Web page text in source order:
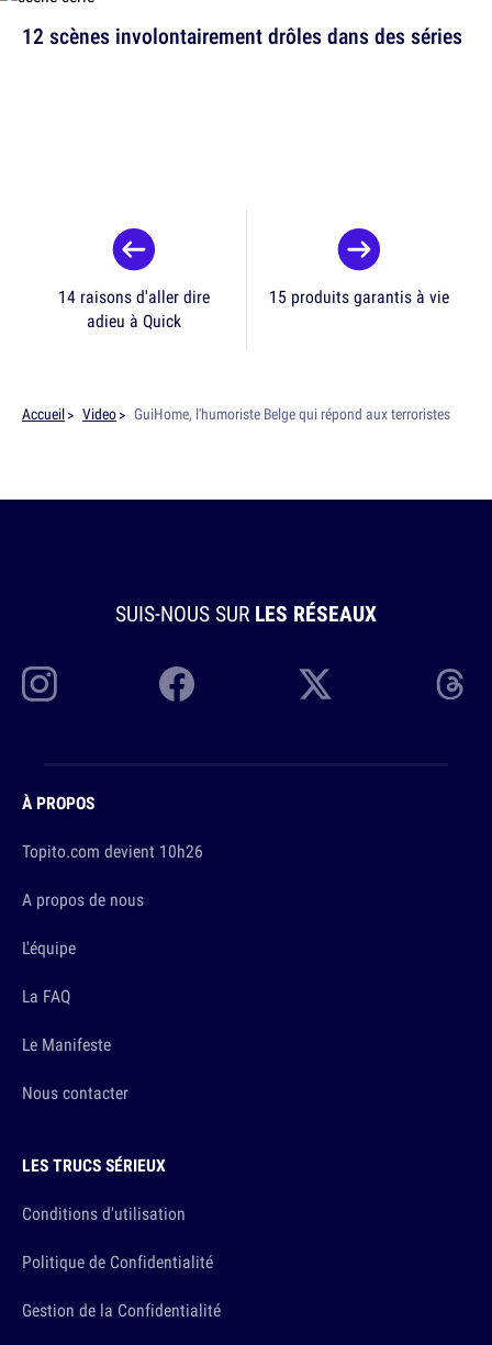
12 scènes involontairement drôles dans des séries
14 raisons d'aller dire
adieu à Quick
15 produits garantis à vie
Accueil Video GuiHome, l'humoriste Belge qui répond aux terroristes
SUIS-NOUS SUR LES RÉSEAUX
À PROPOS
Topito.com devient 10h26
A propos de nous
L'équipe
La FAQ
Le Manifeste
Nous contacter
LES TRUCS SÉRIEUX
Conditions d'utilisation
Politique de Confidentialité
Gestion de la Confidentialité